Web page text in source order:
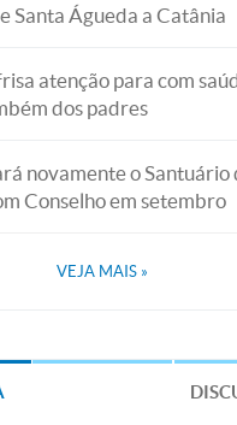
Santa Águeda a Catânia
atenção para com
dos padres
novamente o Santuário
Conselho em setembro
VEJA MAIS »